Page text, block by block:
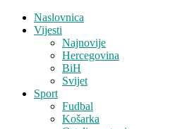
Naslovnica
Vijesti
Najnovije
Hercegovina
BiH
Svijet
Sport
Fudbal
Košarka